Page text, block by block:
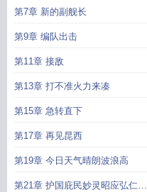
第7章 新的副舰长
第9章 编队出击
第11章 接敌
第13章 打不准火力来凑
第15章 急转直下
第17章 再见昆西
第19章 今日天气晴朗波浪高
第21章 护国庇民妙灵昭应弘仁普